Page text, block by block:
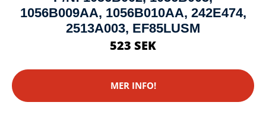
1056B009AA, 1056B010AA, 242E474,
2513A003, EF85LUSM
523 SEK
MER INFO!